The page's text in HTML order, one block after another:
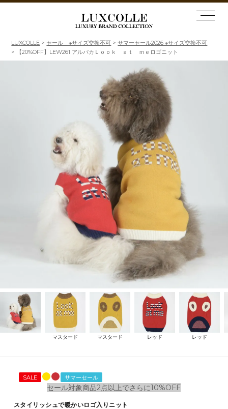
LUXCOLLE セール ※サイズ交換不可
サマーセール2026 ※サイズ交換不可
【20%OFF】LEW261 アルパカＬｏｏｋ ａｔ ｍｅロゴニット
マスタード マスタード レッド レッド
SALE サマーセール
セール対象商品2点以上でさらに10%OFF
スタイリッシュで暖かいロゴ入りニット